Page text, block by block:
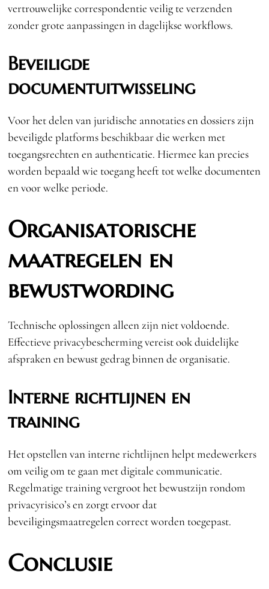
vertrouwelijke correspondentie veilig te verzenden
zonder grote aanpassingen in dagelijkse workflows.
Beveiligde
documentuitwisseling
Voor het delen van juridische annotaties en dossiers zijn
beveiligde platforms beschikbaar die werken met
toegangsrechten en authenticatie. Hiermee kan precies
worden bepaald wie toegang heeft tot welke documenten
en voor welke periode.
Organisatorische
maatregelen en
bewustwording
Technische oplossingen alleen zijn niet voldoende.
Effectieve privacybescherming vereist ook duidelijke
afspraken en bewust gedrag binnen de organisatie.
Interne richtlijnen en
training
Het opstellen van interne richtlijnen helpt medewerkers
om veilig om te gaan met digitale communicatie.
Regelmatige training vergroot het bewustzijn rondom
privacyrisico’s en zorgt ervoor dat
beveiligingsmaatregelen correct worden toegepast.
Conclusie